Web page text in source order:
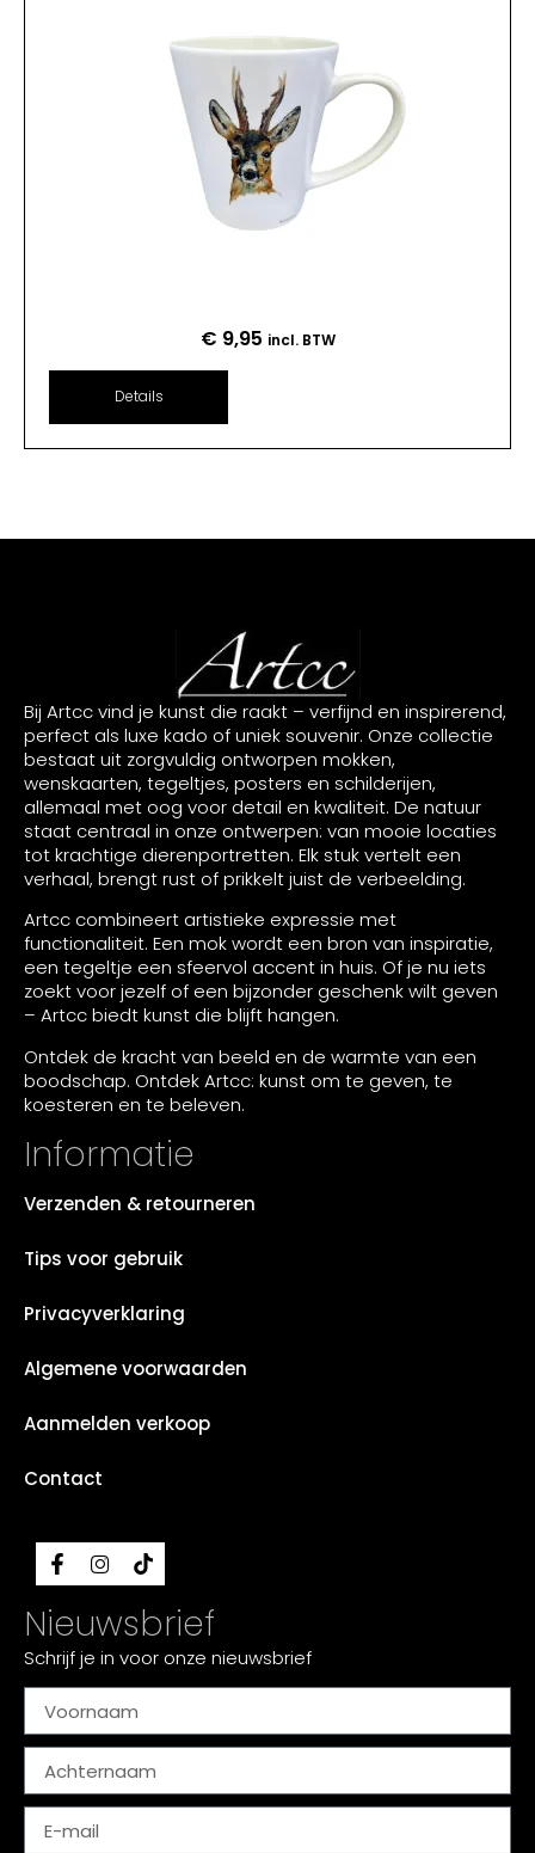
€ 9,95 incl. BTW
Details
Bij Artcc vind je kunst die raakt – verfijnd en inspirerend,
perfect als luxe kado of uniek souvenir. Onze collectie
bestaat uit zorgvuldig ontworpen mokken,
wenskaarten, tegeltjes, posters en schilderijen,
allemaal met oog voor detail en kwaliteit. De natuur
staat centraal in onze ontwerpen: van mooie locaties
tot krachtige dierenportretten. Elk stuk vertelt een
verhaal, brengt rust of prikkelt juist de verbeelding.
Artcc combineert artistieke expressie met
functionaliteit. Een mok wordt een bron van inspiratie,
een tegeltje een sfeervol accent in huis. Of je nu iets
zoekt voor jezelf of een bijzonder geschenk wilt geven
– Artcc biedt kunst die blijft hangen.
Ontdek de kracht van beeld en de warmte van een
boodschap. Ontdek Artcc: kunst om te geven, te
koesteren en te beleven.
Informatie
Verzenden & retourneren
Tips voor gebruik
Privacyverklaring
Algemene voorwaarden
Aanmelden verkoop
Contact
Nieuwsbrief
Schrijf je in voor onze nieuwsbrief